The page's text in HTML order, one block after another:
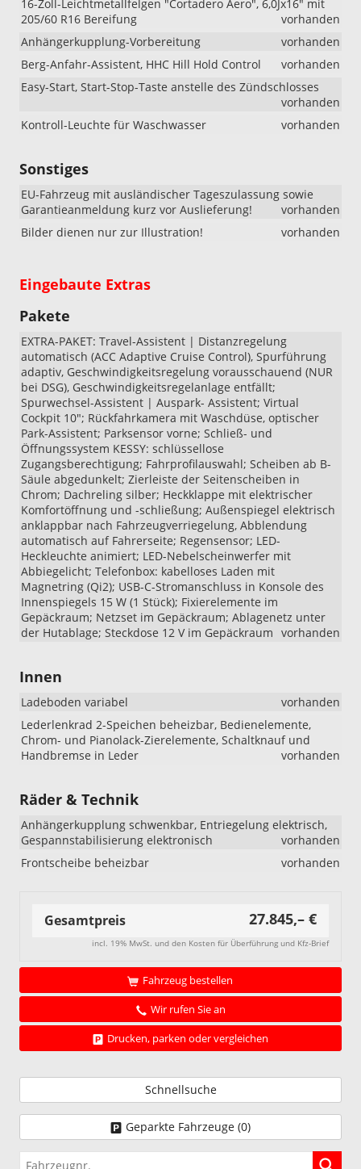
16-Zoll-Leichtmetallfelgen "Cortadero Aero", 6,0Jx16" mit
205/60 R16 Bereifung
vorhanden
Anhängerkupplung-Vorbereitung
vorhanden
Berg-Anfahr-Assistent, HHC Hill Hold Control
vorhanden
Easy-Start, Start-Stop-Taste anstelle des Zündschlosses
vorhanden
Kontroll-Leuchte für Waschwasser
vorhanden
Sonstiges
EU-Fahrzeug mit ausländischer Tageszulassung sowie
Garantieanmeldung kurz vor Auslieferung!
vorhanden
Bilder dienen nur zur Illustration!
vorhanden
Eingebaute Extras
Pakete
EXTRA-PAKET: Travel-Assistent | Distanzregelung
automatisch (ACC Adaptive Cruise Control), Spurführung
adaptiv, Geschwindigkeitsregelung vorausschauend (NUR
bei DSG), Geschwindigkeitsregelanlage entfällt;
Spurwechsel-Assistent | Auspark- Assistent; Virtual
Cockpit 10"; Rückfahrkamera mit Waschdüse, optischer
Park-Assistent; Parksensor vorne; Schließ- und
Öffnungssystem KESSY: schlüssellose
Zugangsberechtigung; Fahrprofilauswahl; Scheiben ab B-
Säule abgedunkelt; Zierleiste der Seitenscheiben in
Chrom; Dachreling silber; Heckklappe mit elektrischer
Komfortöffnung und -schließung; Außenspiegel elektrisch
anklappbar nach Fahrzeugverriegelung, Abblendung
automatisch auf Fahrerseite; Regensensor; LED-
Heckleuchte animiert; LED-Nebelscheinwerfer mit
Abbiegelicht; Telefonbox: kabelloses Laden mit
Magnetring (Qi2); USB-C-Stromanschluss in Konsole des
Innenspiegels 15 W (1 Stück); Fixierelemente im
Gepäckraum; Netzset im Gepäckraum; Ablagenetz unter
der Hutablage; Steckdose 12 V im Gepäckraum vorhanden
Innen
Ladeboden variabel
vorhanden
Lederlenkrad 2-Speichen beheizbar, Bedienelemente,
Chrom- und Pianolack-Zierelemente, Schaltknauf und
Handbremse in Leder
vorhanden
Räder & Technik
Anhängerkupplung schwenkbar, Entriegelung elektrisch,
Gespannstabilisierung elektronisch
vorhanden
Frontscheibe beheizbar
vorhanden
Gesamtpreis 27.845,– €
incl. 19% MwSt. und den Kosten für Überführung und Kfz-Brief
Fahrzeug bestellen
Wir rufen Sie an
Drucken, parken oder vergleichen
Schnellsuche
Geparkte Fahrzeuge (0)
Fahrzeugnr.